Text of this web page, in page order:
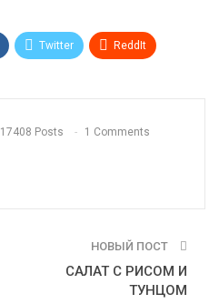
Twitter ReddIt
17408 Posts 1 Comments
НОВЫЙ ПОСТ
САЛАТ С РИСОМ И
ТУНЦОМ